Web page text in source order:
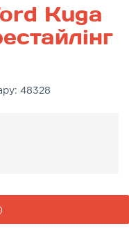
Kuga
48328